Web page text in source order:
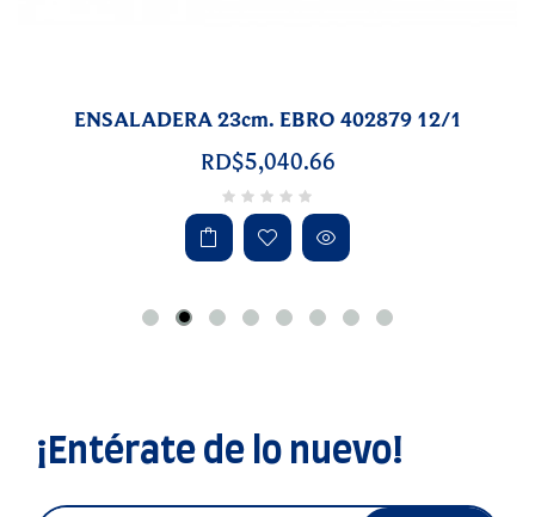
ENSALADERA 23cm. EBRO 402879 12/1
RD$5,040.66
¡Entérate de lo nuevo!